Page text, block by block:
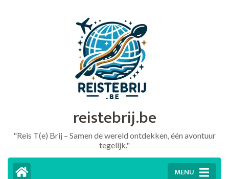
reistebrij.be
"Reis T(e) Brij – Samen de wereld ontdekken, één avontuur
tegelijk."
MENU